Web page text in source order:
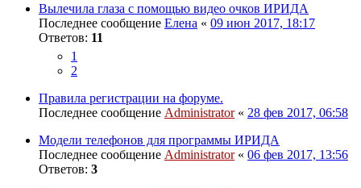
Вылечила глаза с помощью видео очков ИРИДА
Последнее сообщение Елена « 09 июн 2017, 18:17
Ответов: 11
1
2
Правила регистрации на форуме.
Последнее сообщение Administrator« 28 фев 2017, 06:58
Модели телефонов для программы ИРИДА
Последнее сообщение Administrator« 06 фев 2017, 13:56
Ответов: 3